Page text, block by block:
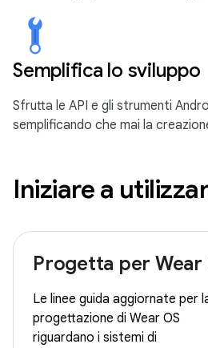
Semplifica lo sviluppo
Sfrutta le API e gli strumenti
semplificando che mai la
Iniziare a
Progetta per Wear
Le linee guida aggiornate per
progettazione di Wear OS
riguardano i sistemi di